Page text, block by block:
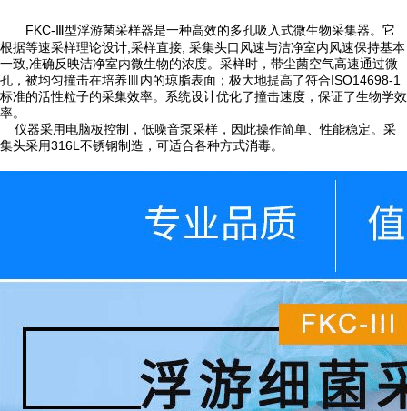
FKC-Ⅲ型浮游菌采样器是一种高效的多孔吸入式微生物采集器。它
根据等速采样理论设计 采样直接 采集头口风速与洁净室内风速保持基本
一致 准确反映洁净室内微生物的浓度。采样时，带尘菌空气高速通过微
孔，被均匀撞击在培养皿内的琼脂表面；极大地提高了符合ISO14698-1
标准的活性粒子的采集效率。系统设计优化了撞击速度，保证了生物学效
率。
仪器采用电脑板控制，低噪音泵采样，因此操作简单、性能稳定。采
集头采用316L 不锈钢制造，可适合各种方式消毒。